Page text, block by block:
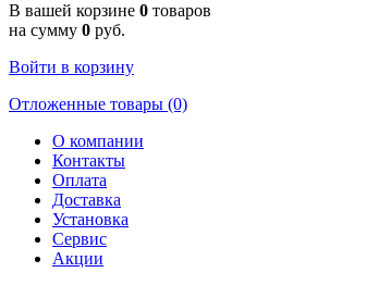
В вашей корзине 0 товаров
на сумму 0 руб.
Войти в корзину
Отложенные товары (0)
О компании
Контакты
Оплата
Доставка
Установка
Сервис
Акции